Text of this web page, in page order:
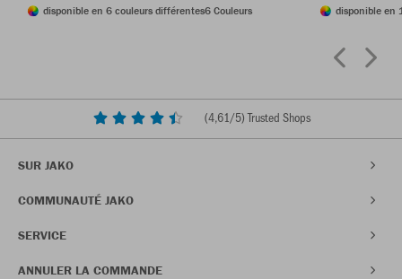
disponible en 6 couleurs différentes6 Couleurs disponible en
(4,61/5) Trusted Shops
SUR JAKO
COMMUNAUTÉ JAKO
SERVICE
ANNULER LA COMMANDE